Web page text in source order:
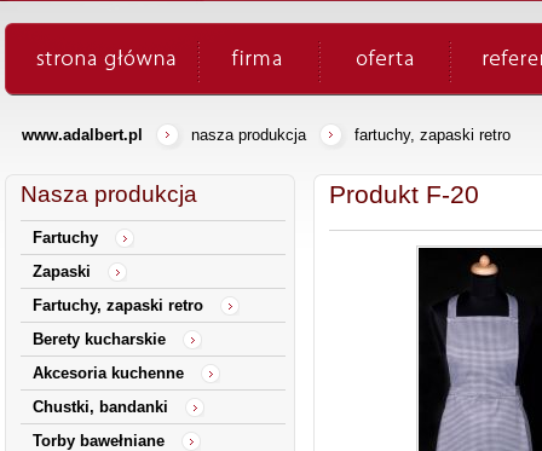
www.adalbert.pl nasza produkcja fartuchy, zapaski retro
Nasza produkcja
Fartuchy
Zapaski
Fartuchy, zapaski retro
Berety kucharskie
Akcesoria kuchenne
Chustki, bandanki
Torby bawełniane
Produkt F-20